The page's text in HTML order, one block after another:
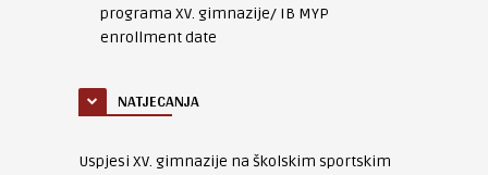
programa XV. gimnazije/ IB MYP
enrollment date
NATJECANJA
Uspjesi XV. gimnazije na školskim sportskim